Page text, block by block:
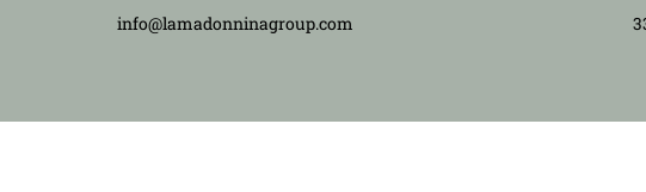
info@lamadonninagroup.com